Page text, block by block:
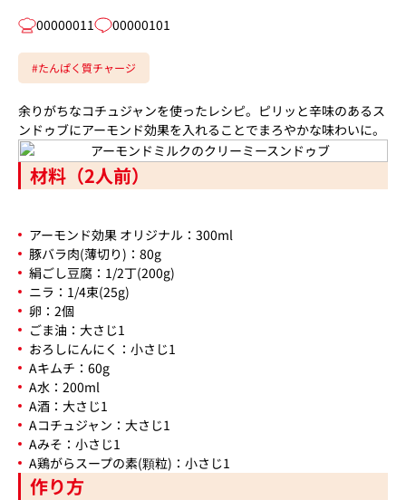
00000011 00000101
#たんぱく質チャージ
余りがちなコチュジャンを使ったレシピ。ピリッと辛味のあるス
ンドゥブにアーモンド効果を入れることでまろやかな味わいに。
材料（2人前）
アーモンド効果 オリジナル：300ml
豚バラ肉(薄切り)：80g
絹ごし豆腐：1/2丁(200g)
ニラ：1/4束(25g)
卵：2個
ごま油：大さじ1
おろしにんにく：小さじ1
Aキムチ：60g
A水：200ml
A酒：大さじ1
Aコチュジャン：大さじ1
Aみそ：小さじ1
A鶏がらスープの素(顆粒)：小さじ1
作り方